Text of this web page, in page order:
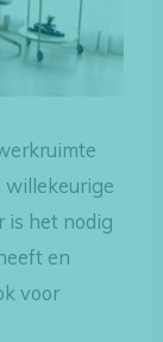
willekeurige
is het nodig
en
voor